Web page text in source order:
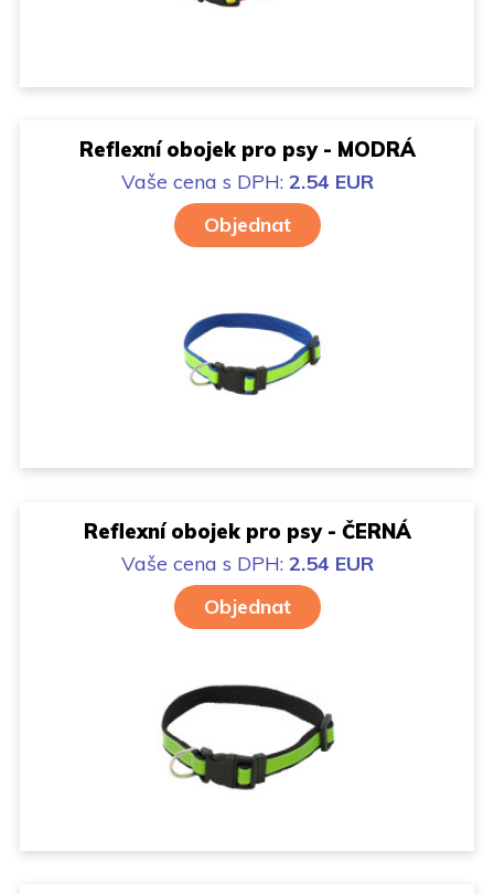
Reflexní obojek pro psy - MODRÁ
Vaše cena s DPH: 2.54 EUR
Objednat
Reflexní obojek pro psy - ČERNÁ
Vaše cena s DPH: 2.54 EUR
Objednat